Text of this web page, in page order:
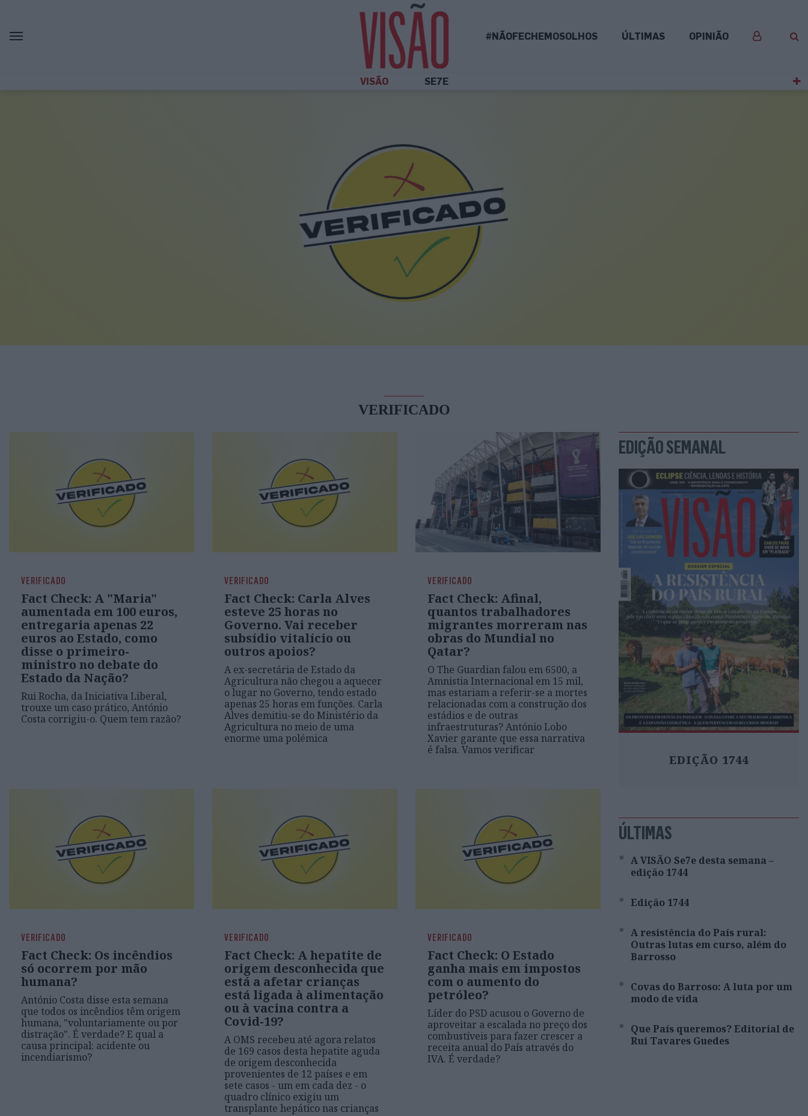
#NÃOFECHEMOSOLHOS ÚLTIMAS OPINIÃO
VISÃO SE7E
VERIFICADO
VERIFICADO
Fact Check: A "Maria"
aumentada em 100 euros,
entregaria apenas 22
euros ao Estado, como
disse o primeiro-
ministro no debate do
Estado da Nação?
Rui Rocha, da Iniciativa Liberal,
trouxe um caso prático, António
Costa corrigiu-o. Quem tem razão?
VERIFICADO
Fact Check: Carla Alves
esteve 25 horas no
Governo. Vai receber
subsídio vitalício ou
outros apoios?
A ex-secretária de Estado da
Agricultura não chegou a aquecer
o lugar no Governo, tendo estado
apenas 25 horas em funções. Carla
Alves demitiu-se do Ministério da
Agricultura no meio de uma
enorme uma polémica
VERIFICADO
Fact Check: Afinal,
quantos trabalhadores
migrantes morreram nas
obras do Mundial no
Qatar?
O The Guardian falou em 6500, a
Amnistia Internacional em 15 mil,
mas estariam a referir-se a mortes
relacionadas com a construção dos
estádios e de outras
infraestruturas? António Lobo
Xavier garante que essa narrativa
é falsa. Vamos verificar
VERIFICADO
Fact Check: Os incêndios
só ocorrem por mão
humana?
António Costa disse esta semana
que todos os incêndios têm origem
humana, "voluntariamente ou por
distração". É verdade? E qual a
causa principal: acidente ou
incendiarismo?
VERIFICADO
Fact Check: A hepatite de
origem desconhecida que
está a afetar crianças
está ligada à alimentação
ou à vacina contra a
Covid-19?
A OMS recebeu até agora relatos
de 169 casos desta hepatite aguda
de origem desconhecida
provenientes de 12 países e em
sete casos - um em cada dez - o
quadro clínico exigiu um
transplante hepático nas crianças
VERIFICADO
Fact Check: O Estado
ganha mais em impostos
com o aumento do
petróleo?
Líder do PSD acusou o Governo de
aproveitar a escalada no preço dos
combustíveis para fazer crescer a
receita anual do País através do
IVA. É verdade?
EDIÇÃO SEMANAL
EDIÇÃO 1744
ÚLTIMAS
A VISÃO Se7e desta semana –
edição 1744
Edição 1744
A resistência do País rural:
Outras lutas em curso, além do
Barrosso
Covas do Barroso: A luta por um
modo de vida
Que País queremos? Editorial de
Rui Tavares Guedes